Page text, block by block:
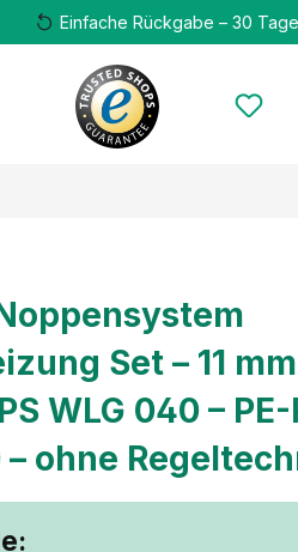
Einfache Rückgabe – 30
Set – 11 mm
WLG 040 – PE-
– ohne